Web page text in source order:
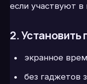
если участвуют в
2.
экранное
без гаджетов